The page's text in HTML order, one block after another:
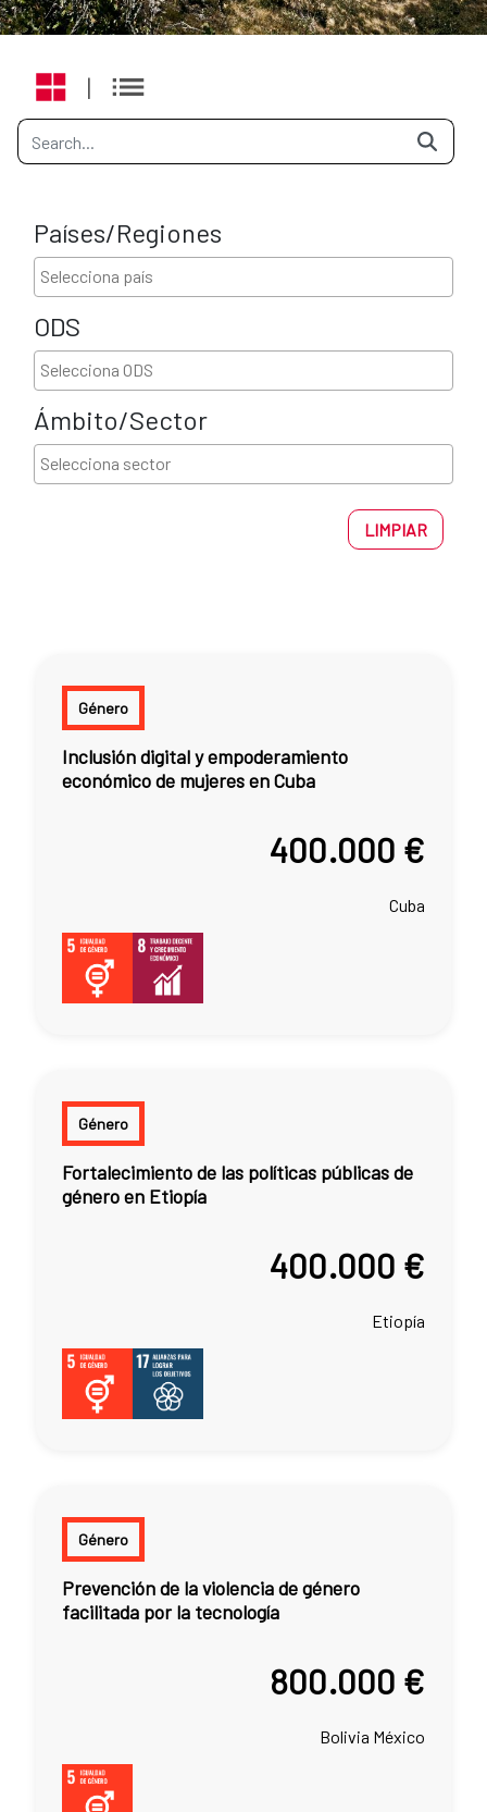
|
Países/Regiones
ODS
Ámbito/Sector
LIMPIAR
Género
Inclusión digital y empoderamiento
económico de mujeres en Cuba
400.000 €
Cuba
Género
Fortalecimiento de las políticas públicas de
género en Etiopía
400.000 €
Etiopía
Género
Prevención de la violencia de género
facilitada por la tecnología
800.000 €
Bolivia México